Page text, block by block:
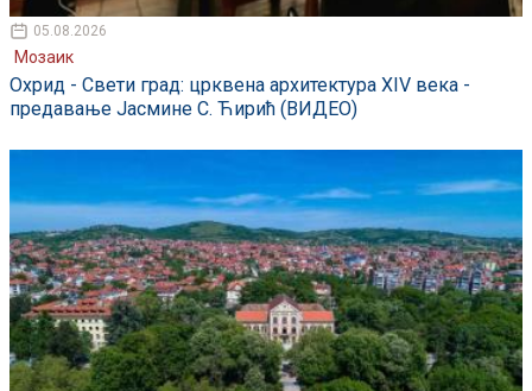
05.08.2026
Мозаик
Охрид - Свети град: црквена архитектура XIV века -
предавање Јасмине С. Ћирић (ВИДЕО)